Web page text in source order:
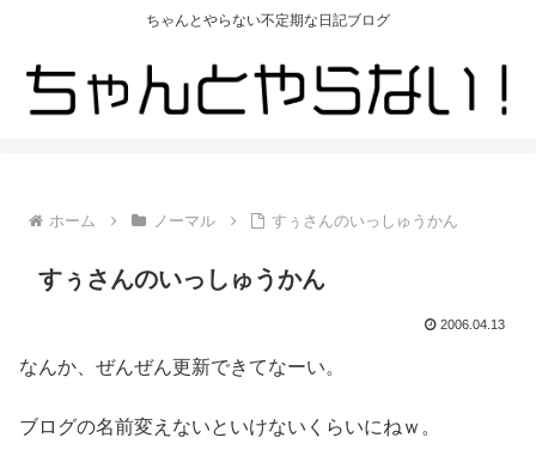
ちゃんとやらない不定期な日記ブログ
ホーム ノーマル すぅさんのいっしゅうかん
すぅさんのいっしゅうかん
2006.04.13
なんか、ぜんぜん更新できてなーい。
ブログの名前変えないといけないくらいにねｗ。